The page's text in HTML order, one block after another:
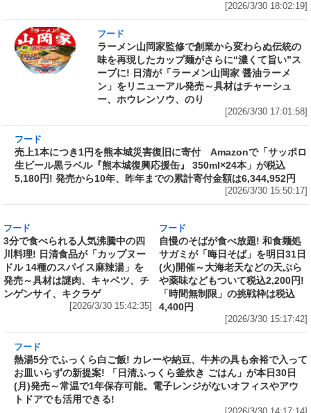
[2026/3/30 18:02:19]
フード
ラーメン山岡家監修で創業から変わらぬ伝統の
味を再現したカップ麺がさらに“濃くて旨い”ス
ープに! 日清が「ラーメン山岡家 醤油ラーメ
ン」をリニューアル発売～具材はチャーシュ
ー、ホウレンソウ、のり
[2026/3/30 17:01:58]
売上1本につき1円を熊本城災害復旧に寄付
Amazonで「サッポロ生ビール黒ラベル『熊本
城復興応援缶』 350ml×24本」が税込5,180円!
発売から10年、昨年までの累計寄付金額は
6,344,952円
フード
3分で食べられる人気沸騰中の四
川料理! 日清食品が「カップヌー
ドル 14種のスパイス麻辣湯」を
発売～具材は謎肉、キャベツ、チ
ンゲンサイ、キクラゲ
フード
サガミが「晦日そば」を明日31日
(火)開催～大海老天などの天ぷら
や薬味などもついて税込2,200円!